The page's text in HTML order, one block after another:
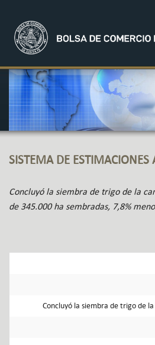
SISTEMA DE ESTIMACIONES
Concluyó la siembra de trigo de la
de 345.000 ha sembradas, 7,8%
Concluyó la siembra de trigo de